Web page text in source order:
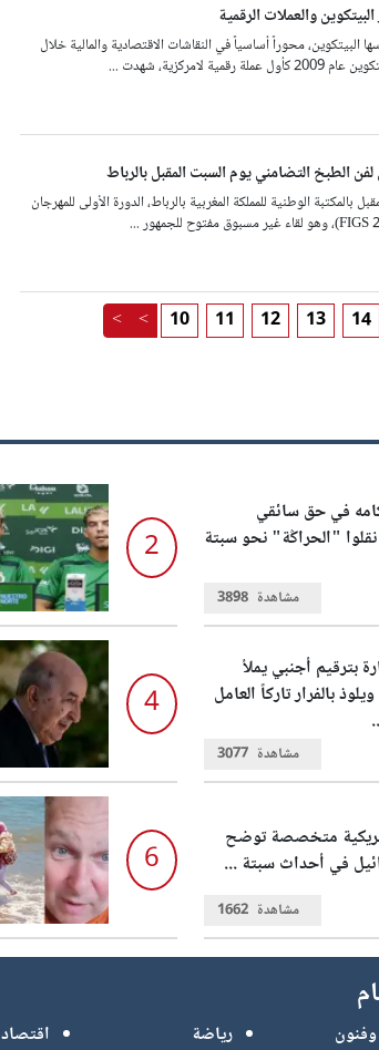
والعملات الرقمية
البيتكوين، محوراً أساسياً في النقاشات الاقتصادية والمالية خلال
لامركزية، شهدت ...
لفن الطبخ التضامني يوم السبت المقبل بالرباط
بالمكتبة الوطنية للمملكة المغربية بالرباط، الدورة الأولى للمهرجان
< < 10 11 12 13 14
في حق سائقي
"الحراݣة" نحو سبتة
مشاهدة 3898
2
بترقيم أجنبي يملأ
بالفرار تاركاً العامل
مشاهدة 3077
4
متخصصة توضح
في أحداث سبتة ...
مشاهدة 1662
6
اقتصاد رياضة